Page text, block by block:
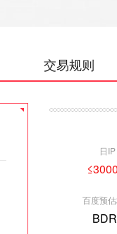
交易规则
日IP
百度预